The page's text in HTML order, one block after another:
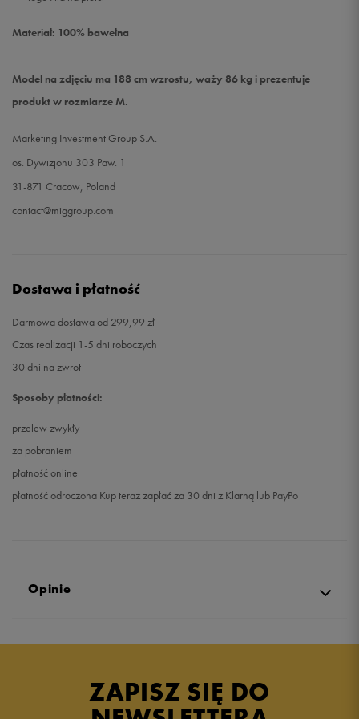
Materiał: 100% bawełna
Model na zdjęciu ma 188 cm wzrostu, waży 86 kg i prezentuje
produkt w rozmiarze M.
Marketing Investment Group S.A.
os. Dywizjonu 303 Paw. 1
31-871 Cracow, Poland
contact@miggroup.com
Dostawa i płatność
Darmowa dostawa od 299,99 zł
Czas realizacji 1-5 dni roboczych
30 dni na zwrot
Sposoby płatności:
przelew zwykły
za pobraniem
płatność online
płatność odroczona Kup teraz zapłać za 30 dni z Klarną lub PayPo
Opinie
4.8
zebranych i zweryfikowanych przez
ZAPISZ SIĘ DO